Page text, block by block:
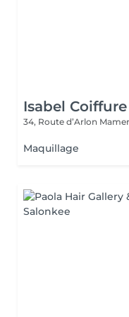
Isabel
34, Route d’Arlon
Maquillage